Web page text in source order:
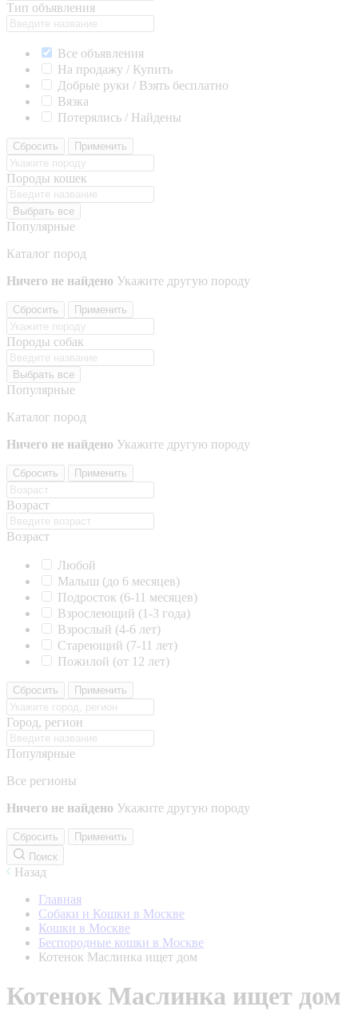
Тип объявления
Все объявления
На продажу / Купить
Добрые руки / Взять бесплатно
Вязка
Потерялись / Найдены
Сбросить Применить
Породы кошек
Выбрать все
Популярные
Каталог пород
Ничего не найдено Укажите другую породу
Сбросить Применить
Породы собак
Выбрать все
Популярные
Каталог пород
Ничего не найдено Укажите другую породу
Сбросить Применить
Возраст
Возраст
Любой
Малыш (до 6 месяцев)
Подросток (6-11 месяцев)
Взрослеющий (1-3 года)
Взрослый (4-6 лет)
Стареющий (7-11 лет)
Пожилой (от 12 лет)
Сбросить Применить
Город, регион
Популярные
Все регионы
Ничего не найдено Укажите другую породу
Сбросить
Применить
Поиск
Назад
Главная
Собаки и Кошки в Москве
Кошки в Москве
Беспородные кошки в Москве
Котенок Маслинка ищет дом
Котенок Маслинка ищет дом